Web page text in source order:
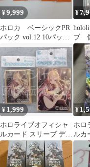
¥9,999
ホロカ ベーシックPR
パック vol.12 10パック
新品未開封
¥
ブ
個セ
¥ 1,999
ホロライブオフィシャ
ルカード スリーブ デッ
キケース 音乃瀬奏 新品
¥
ホロ
ルカ
ット